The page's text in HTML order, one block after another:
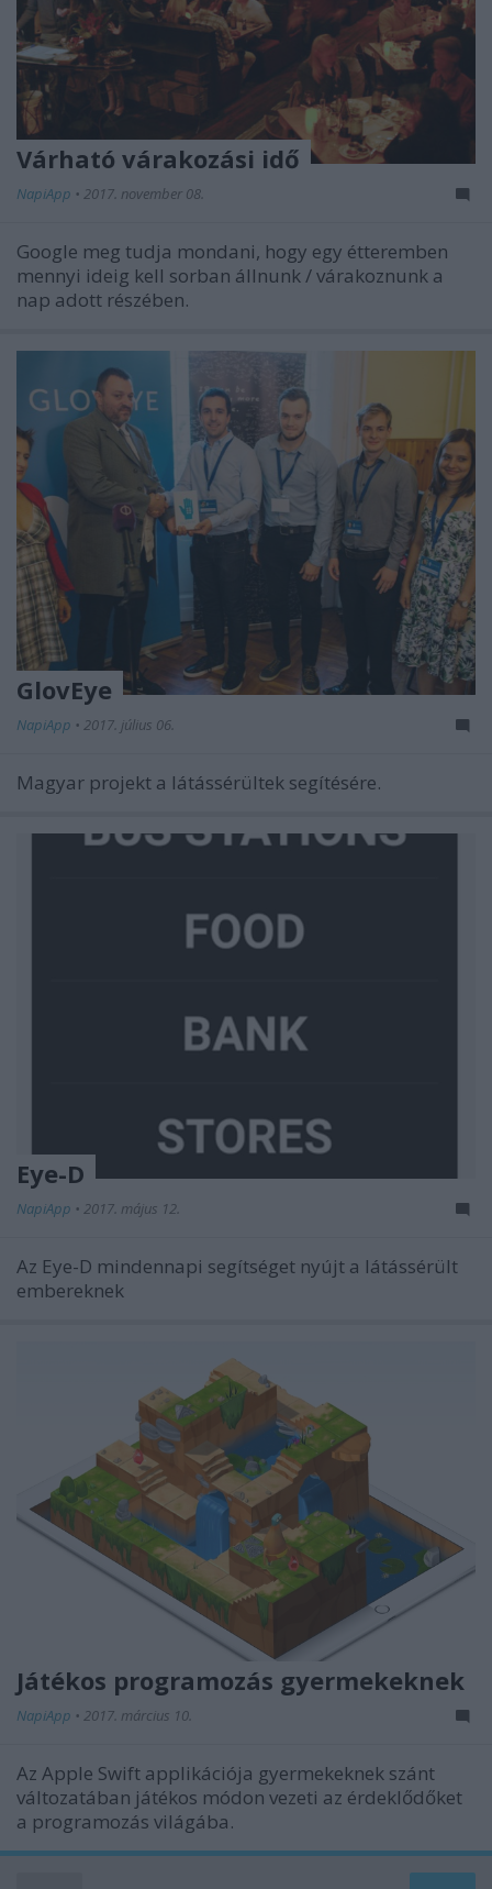
Várható várakozási idő
NapiApp • 2017. november 08.
Google meg tudja mondani, hogy egy étteremben
mennyi ideig kell sorban állnunk / várakoznunk a
nap adott részében.
GlovEye
NapiApp • 2017. július 06.
Magyar projekt a látássérültek segítésére.
Eye-D
NapiApp • 2017. május 12.
Az Eye-D mindennapi segítséget nyújt a látássérült
embereknek
Játékos programozás gyermekeknek
NapiApp • 2017. március 10.
Az Apple Swift applikációja gyermekeknek szánt
változatában játékos módon vezeti az érdeklődőket
a programozás világába.